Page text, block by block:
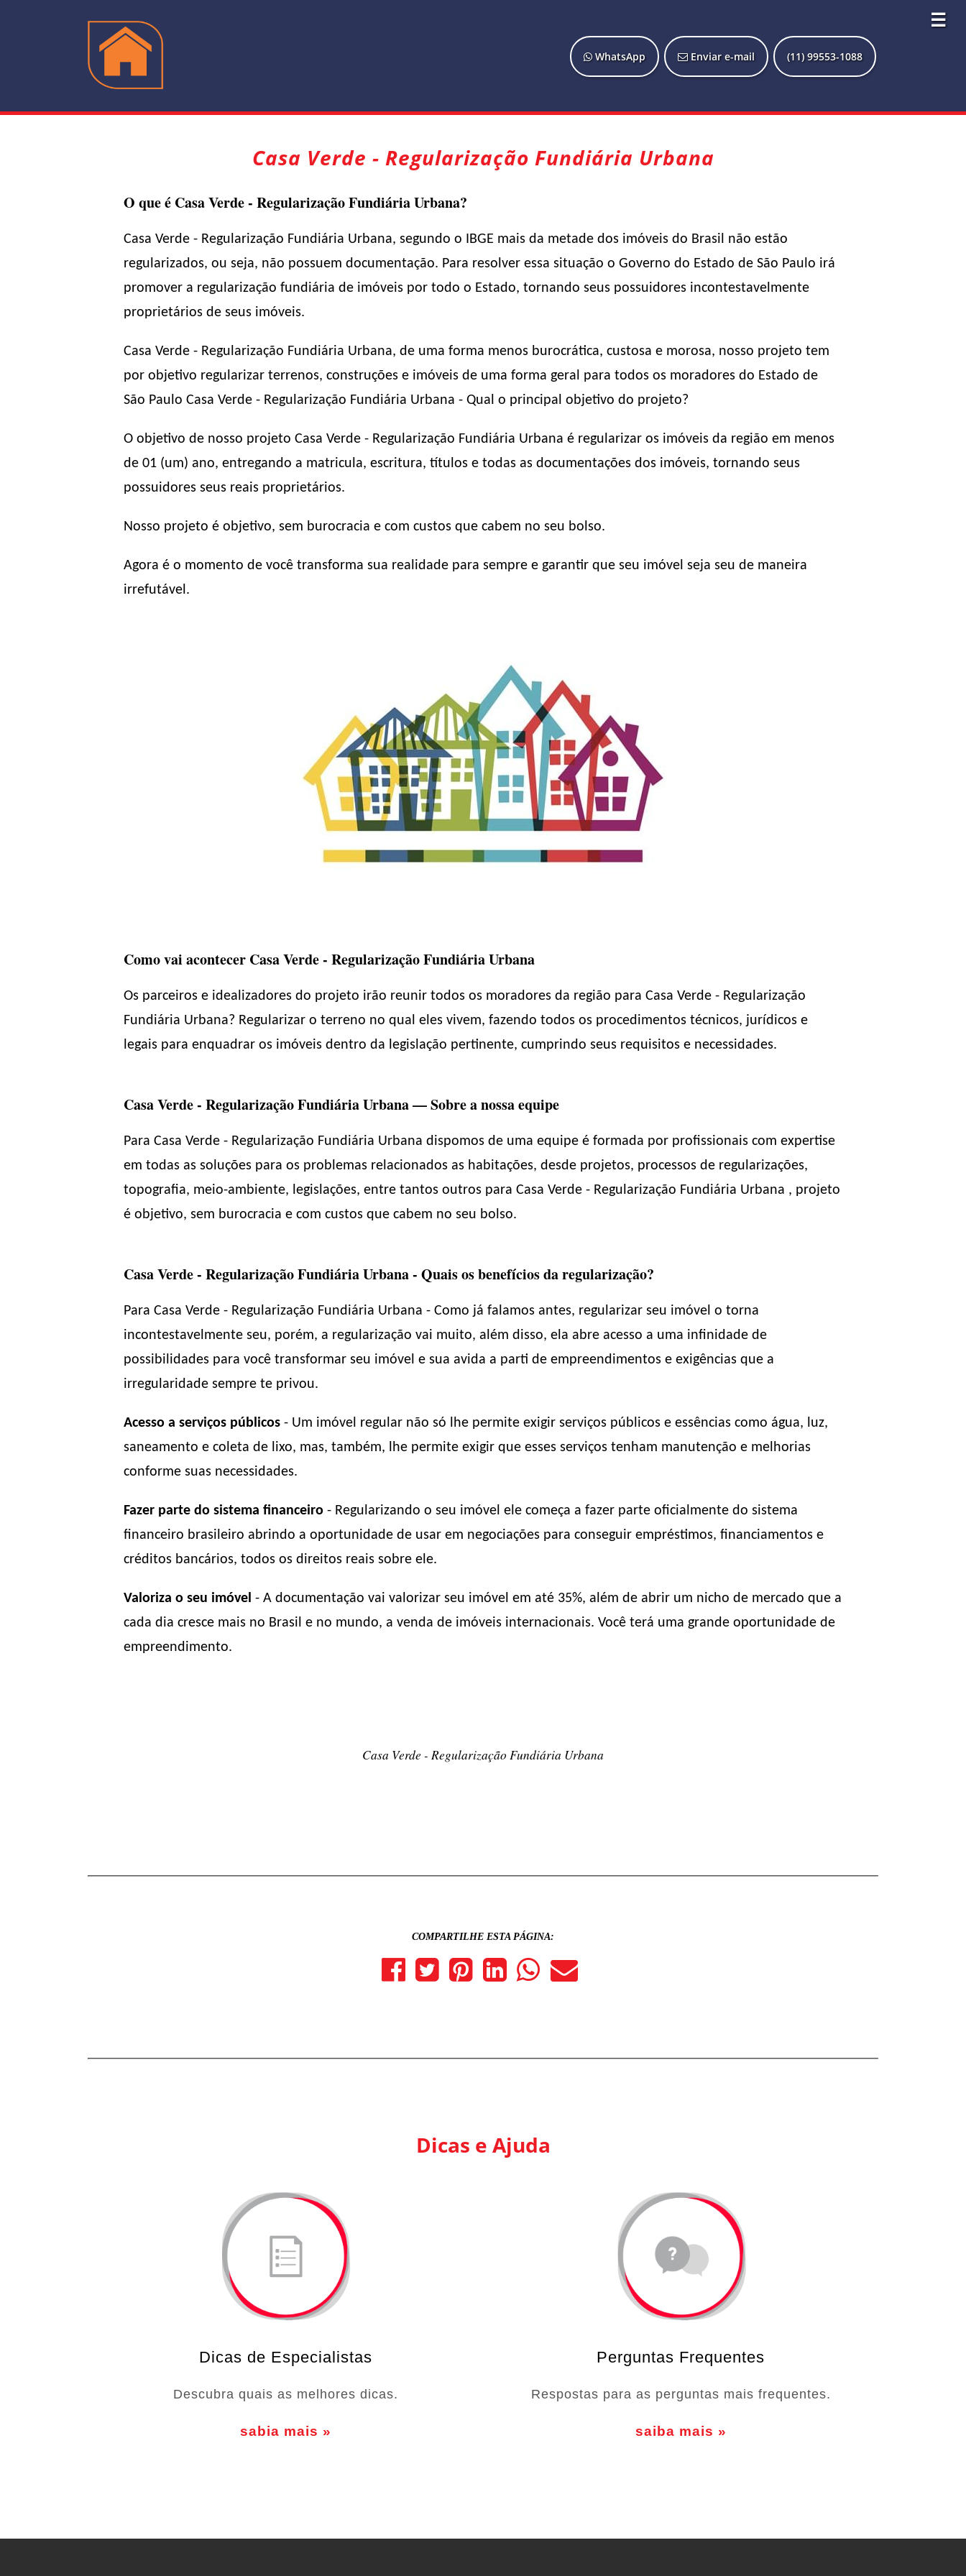
☰
WhatsApp Enviar e-mail (11) 99553-1088
Casa Verde - Regularização Fundiária Urbana
O que é Casa Verde - Regularização Fundiária Urbana?
Casa Verde - Regularização Fundiária Urbana, segundo o IBGE mais da metade dos imóveis do Brasil não estão
regularizados, ou seja, não possuem documentação. Para resolver essa situação o Governo do Estado de São Paulo irá
promover a regularização fundiária de imóveis por todo o Estado, tornando seus possuidores incontestavelmente
proprietários de seus imóveis.
Casa Verde - Regularização Fundiária Urbana, de uma forma menos burocrática, custosa e morosa, nosso projeto tem
por objetivo regularizar terrenos, construções e imóveis de uma forma geral para todos os moradores do Estado de
São Paulo Casa Verde - Regularização Fundiária Urbana - Qual o principal objetivo do projeto?
O objetivo de nosso projeto Casa Verde - Regularização Fundiária Urbana é regularizar os imóveis da região em menos
de 01 (um) ano, entregando a matricula, escritura, títulos e todas as documentações dos imóveis, tornando seus
possuidores seus reais proprietários.
Nosso projeto é objetivo, sem burocracia e com custos que cabem no seu bolso.
Agora é o momento de você transforma sua realidade para sempre e garantir que seu imóvel seja seu de maneira
irrefutável.
Como vai acontecer Casa Verde - Regularização Fundiária Urbana
Os parceiros e idealizadores do projeto irão reunir todos os moradores da região para Casa Verde - Regularização
Fundiária Urbana? Regularizar o terreno no qual eles vivem, fazendo todos os procedimentos técnicos, jurídicos e
legais para enquadrar os imóveis dentro da legislação pertinente, cumprindo seus requisitos e necessidades.
Casa Verde - Regularização Fundiária Urbana — Sobre a nossa equipe
Para Casa Verde - Regularização Fundiária Urbana dispomos de uma equipe é formada por profissionais com expertise
em todas as soluções para os problemas relacionados as habitações, desde projetos, processos de regularizações,
topografia, meio-ambiente, legislações, entre tantos outros para Casa Verde - Regularização Fundiária Urbana , projeto
é objetivo, sem burocracia e com custos que cabem no seu bolso.
Casa Verde - Regularização Fundiária Urbana - Quais os benefícios da regularização?
Para Casa Verde - Regularização Fundiária Urbana - Como já falamos antes, regularizar seu imóvel o torna
incontestavelmente seu, porém, a regularização vai muito, além disso, ela abre acesso a uma infinidade de
possibilidades para você transformar seu imóvel e sua avida a parti de empreendimentos e exigências que a
irregularidade sempre te privou.
Acesso a serviços públicos - Um imóvel regular não só lhe permite exigir serviços públicos e essências como água, luz,
saneamento e coleta de lixo, mas, também, lhe permite exigir que esses serviços tenham manutenção e melhorias
conforme suas necessidades.
Fazer parte do sistema financeiro - Regularizando o seu imóvel ele começa a fazer parte oficialmente do sistema
financeiro brasileiro abrindo a oportunidade de usar em negociações para conseguir empréstimos, financiamentos e
créditos bancários, todos os direitos reais sobre ele.
Valoriza o seu imóvel - A documentação vai valorizar seu imóvel em até 35%, além de abrir um nicho de mercado que a
cada dia cresce mais no Brasil e no mundo, a venda de imóveis internacionais. Você terá uma grande oportunidade de
empreendimento.
Casa Verde - Regularização Fundiária Urbana
COMPARTILHE ESTA PÁGINA:
Dicas e Ajuda
Dicas de Especialistas
Descubra quais as melhores dicas.
sabia mais »
Perguntas Frequentes
Respostas para as perguntas mais frequentes.
saiba mais »